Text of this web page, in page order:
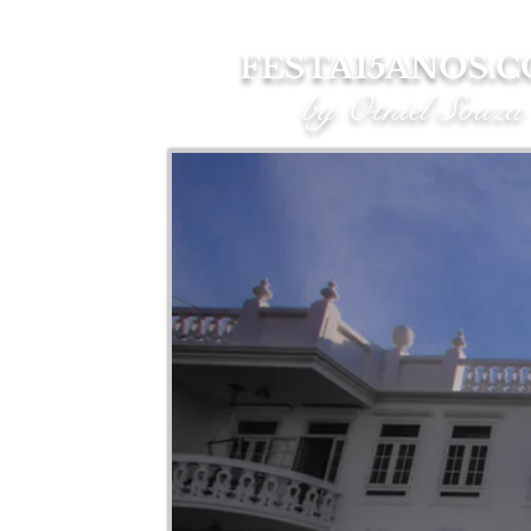
by Otniel Souza